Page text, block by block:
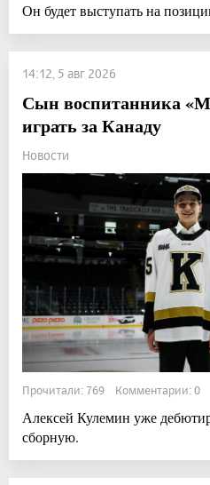
Он будет выступать на
14:12, 5 авг 2026
Сын воспитанника
играть за Канаду
Новости
Прочитали: 769 Комментарии: 0
Алексей Кулемин уже
сборную.